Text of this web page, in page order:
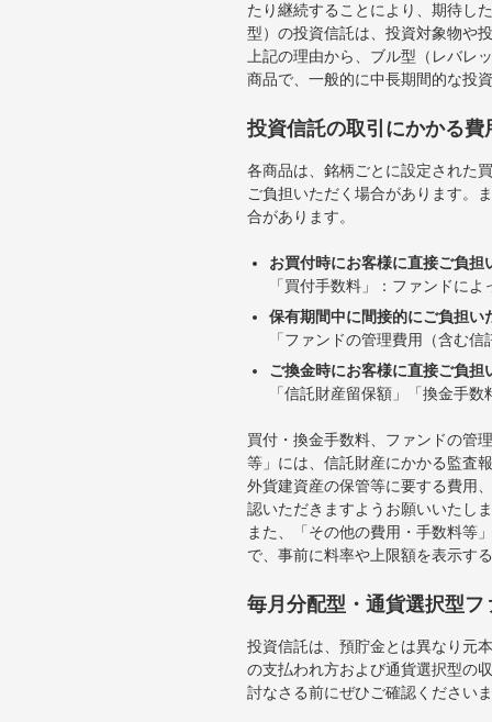
たり継続することにより、期待し
型）の投資信託は、投資対象物や
上記の理由から、ブル型（レバレ
商品で、一般的に中長期間的な投
投資信託の取引にかかる費
各商品は、銘柄ごとに設定された
ご負担いただく場合があります。
合があります。
お買付時にお客様に直接ご負担
「買付手数料」：ファンドに
保有期間中に間接的にご負担い
「ファンドの管理費用（含む
ご換金時にお客様に直接ご負担
「信託財産留保額」「換金手
買付・換金手数料、ファンドの管
等」には、信託財産にかかる監査
外貨建資産の保管等に要する費用
認いただきますようお願いいたし
また、「その他の費用・手数料等
で、事前に料率や上限額を表示す
毎月分配型・通貨選択型
投資信託は、預貯金とは異なり元
の支払われ方および通貨選択型の
討なさる前にぜひご確認ください